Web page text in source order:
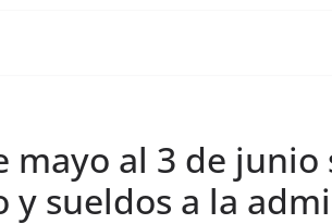
mayo al 3 de
y sueldos a la